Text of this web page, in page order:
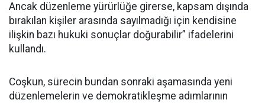
Ancak düzenleme yürürlüğe girerse, kapsam dışında
bırakılan kişiler arasında sayılmadığı için kendisine
ilişkin bazı hukuki sonuçlar doğurabilir” ifadelerini
kullandı.
Coşkun, sürecin bundan sonraki aşamasında yeni
düzenlemelerin ve demokratikleşme adımlarının